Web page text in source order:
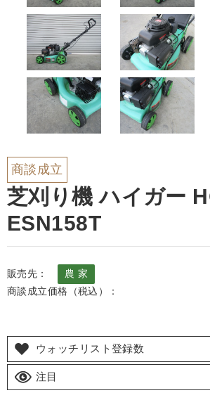
商談成立
芝刈り機 ハイガー
ESN158T
販売先：
農 家
商談成立価格（税込）：
ウォッチリスト登録数
注目